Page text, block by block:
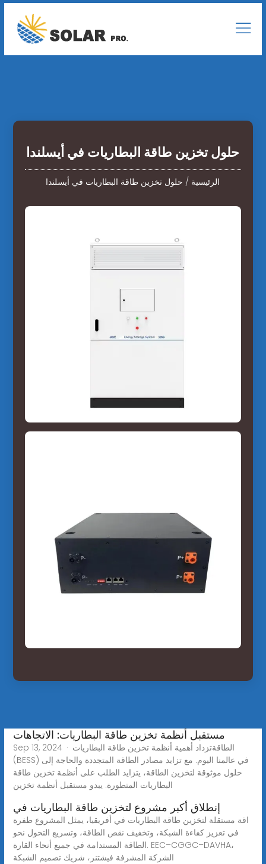
حلول تخزين طاقة البطاريات في أيسلندا
الرئيسية / حلول تخزين طاقة البطاريات في أيسلندا
مستقبل أنظمة تخزين طاقة البطاريات: الاتجاهات
Sep 13, 2024 · الطاقةتزداد أهمية أنظمة تخزين طاقة البطاريات
(BESS) في عالمنا اليوم. مع تزايد مصادر الطاقة المتجددة والحاجة إلى
حلول موثوقة لتخزين الطاقة، يتزايد الطلب على أنظمة تخزين طاقة
البطاريات المتطورة. يبدو مستقبل أنظمة تخزين
إنطلاق أكبر مشروع لتخزين طاقة البطاريات في
اقة مستقلة لتخزين طاقة البطاريات في أفريقيا، يمثل المشروع طفرة
في تعزيز كفاءة الشبكة، وتخفيف نقص الطاقة، وتسريع التحول نحو
الطاقة المستدامة في جميع أنحاء القارة. EEC–CGGC–DAVHA،
الشركة المشرفة فيشتنر، شريك تصميم الشبكة